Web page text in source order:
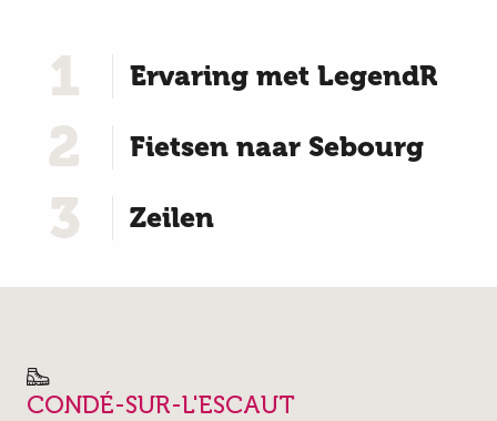
1 Ervaring met LegendR
2 Fietsen naar Sebourg
3 Zeilen
CONDÉ-SUR-L'ESCAUT